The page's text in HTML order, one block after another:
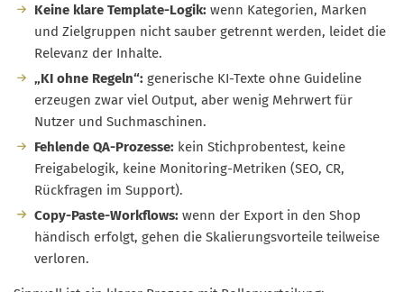
Keine klare Template-Logik: wenn Kategorien, Marken
und Zielgruppen nicht sauber getrennt werden, leidet die
Relevanz der Inhalte.
„KI ohne Regeln“: generische KI-Texte ohne Guideline
erzeugen zwar viel Output, aber wenig Mehrwert für
Nutzer und Suchmaschinen.
Fehlende QA-Prozesse: kein Stichprobentest, keine
Freigabelogik, keine Monitoring-Metriken (SEO, CR,
Rückfragen im Support).
Copy-Paste-Workflows: wenn der Export in den Shop
händisch erfolgt, gehen die Skalierungsvorteile teilweise
verloren.